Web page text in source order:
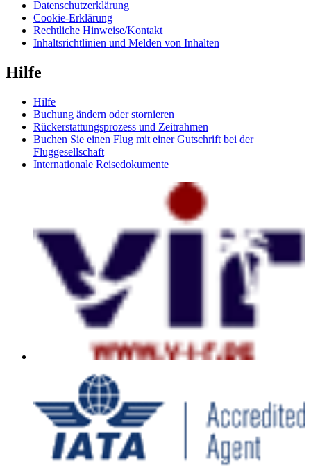
Datenschutzerklärung
Cookie-Erklärung
Rechtliche Hinweise/Kontakt
Inhaltsrichtlinien und Melden von Inhalten
Hilfe
Hilfe
Buchung ändern oder stornieren
Rückerstattungsprozess und Zeitrahmen
Buchen Sie einen Flug mit einer Gutschrift bei der
Fluggesellschaft
Internationale Reisedokumente